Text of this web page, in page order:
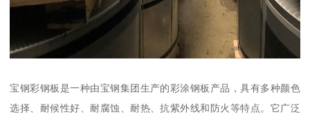
宝钢彩钢板是一种由宝钢集团生产的彩涂钢板产品，具有多种颜色
选择、耐候性好、耐腐蚀、耐热、抗紫外线和防火等特点。它广泛